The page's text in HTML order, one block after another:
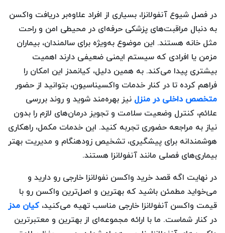
در فصل شیوع آنفولانزا، بسیاری از افراد علاوه‌بر دریافت واکسن
به دنبال مراقبت‌های پزشکی حرفه‌ای در محیطی امن و راحت
مثل خانه هستند. این موضوع به‌ویژه برای سالمندان، بیماران
مزمن یا افرادی که سیستم ایمنی ضعیفی دارند اهمیت
بیشتری پیدا می‌کند. به همین دلیل، کیانمدز این امکان را
فراهم کرده تا در کنار خدمات واکسیناسیون، بتوانید از حضور
متخصص داخلی در منزل نیز بهره‌مند شوید و روند بررسی
علائم، کنترل وضعیت سلامت و تجویز درمان‌های لازم را بدون
نیاز به مراجعه حضوری تجربه کنید. این خدمات مکمل، راهکاری
هوشمندانه برای پیشگیری، تشخیص زودهنگام و مدیریت بهتر
بیماری‌های فصلی مانند آنفولانزا هستند.
در نهایت اگه قصد خرید واکسن نفولانزا خارجی رو دارید و
می‌خواید مطمئن باشید که بهترین و اصل‌ترین واکسن رو با
قیمت واکسن آنفولانزا خارجی مناسب تهیه می‌کنید،کیان مدز
در کنار شماست. ما با ارائه مجموعه‌ای از بهترین و معتبرترین